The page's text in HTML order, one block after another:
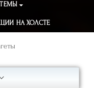
НА ХОЛСТЕ